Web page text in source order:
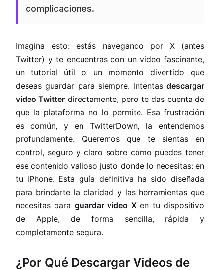
complicaciones.
Imagina esto: estás navegando por X (antes
Twitter) y te encuentras con un video fascinante,
un tutorial útil o un momento divertido que
deseas guardar para siempre. Intentas descargar
video Twitter directamente, pero te das cuenta de
que la plataforma no lo permite. Esa frustración
es común, y en TwitterDown, la entendemos
profundamente. Queremos que te sientas en
control, seguro y claro sobre cómo puedes tener
ese contenido valioso justo donde lo necesitas: en
tu iPhone. Esta guía definitiva ha sido diseñada
para brindarte la claridad y las herramientas que
necesitas para guardar video Xen tu dispositivo
de Apple, de forma sencilla, rápida y
completamente segura.
¿Por Qué Descargar Videos de